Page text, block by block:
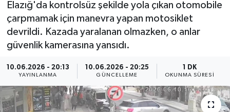
Elazığ'da kontrolsüz şekilde yola çıkan otomobile
çarpmamak için manevra yapan motosiklet
devrildi. Kazada yaralanan olmazken, o anlar
güvenlik kamerasına yansıdı.
10.06.2026 - 20:13
YAYINLANMA
10.06.2026 - 20:25
GÜNCELLEME
1 DK
OKUNMA SÜRESI
Advertising news
Canlı Maç
ÇEVRE
Dış Haberler
Haber Arşivi